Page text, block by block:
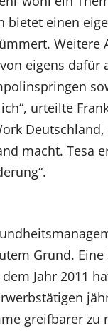
bietet einen
Weitere
eigens dafür
urteilte
macht. Tesa
Grund. Eine
Jahr 2011
greifbarer zu